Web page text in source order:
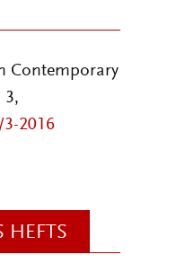
Contemporary
3,
2016
HEFTS